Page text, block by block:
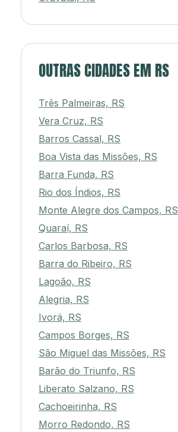
OUTRAS CIDADES EM RS
Três Palmeiras, RS
Vera Cruz, RS
Barros Cassal, RS
Boa Vista das Missões, RS
Barra Funda, RS
Rio dos Índios, RS
Monte Alegre dos Campos, RS
Quaraí, RS
Carlos Barbosa, RS
Barra do Ribeiro, RS
Lagoão, RS
Alegria, RS
Ivorá, RS
Campos Borges, RS
São Miguel das Missões, RS
Barão do Triunfo, RS
Liberato Salzano, RS
Cachoeirinha, RS
Morro Redondo, RS